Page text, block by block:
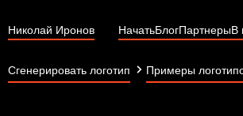
Николай Иронов НачатьБлогПартнерыВ
Сгенерировать логотип Примеры